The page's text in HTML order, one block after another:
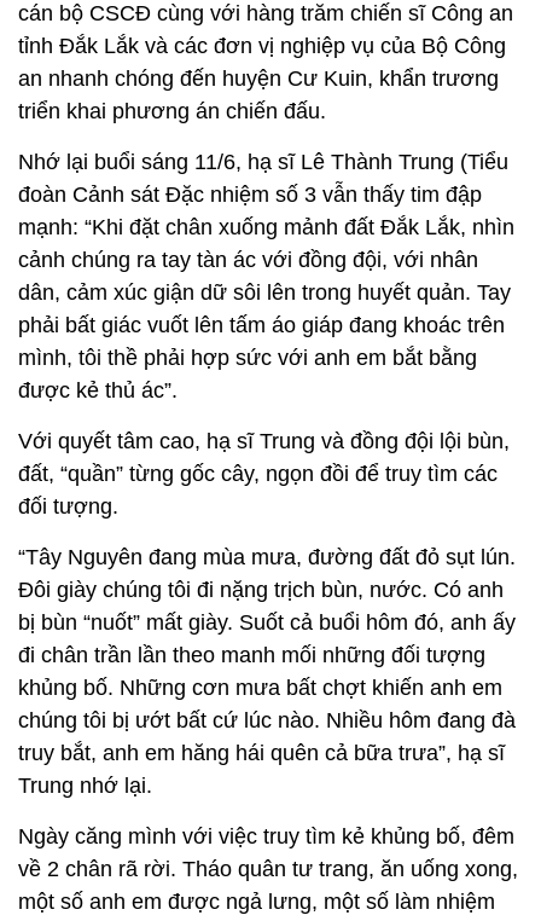
cán bộ CSCĐ cùng với hàng trăm chiến sĩ Công an
tỉnh Đắk Lắk và các đơn vị nghiệp vụ của Bộ Công
an nhanh chóng đến huyện Cư Kuin, khẩn trương
triển khai phương án chiến đấu.
Nhớ lại buổi sáng 11/6, hạ sĩ Lê Thành Trung (Tiểu
đoàn Cảnh sát Đặc nhiệm số 3 vẫn thấy tim đập
mạnh: “Khi đặt chân xuống mảnh đất Đắk Lắk, nhìn
cảnh chúng ra tay tàn ác với đồng đội, với nhân
dân, cảm xúc giận dữ sôi lên trong huyết quản. Tay
phải bất giác vuốt lên tấm áo giáp đang khoác trên
mình, tôi thề phải hợp sức với anh em bắt bằng
được kẻ thủ ác”.
Với quyết tâm cao, hạ sĩ Trung và đồng đội lội bùn,
đất, “quần” từng gốc cây, ngọn đồi để truy tìm các
đối tượng.
“Tây Nguyên đang mùa mưa, đường đất đỏ sụt lún.
Đôi giày chúng tôi đi nặng trịch bùn, nước. Có anh
bị bùn “nuốt” mất giày. Suốt cả buổi hôm đó, anh ấy
đi chân trần lần theo manh mối những đối tượng
khủng bố. Những cơn mưa bất chợt khiến anh em
chúng tôi bị ướt bất cứ lúc nào. Nhiều hôm đang đà
truy bắt, anh em hăng hái quên cả bữa trưa”, hạ sĩ
Trung nhớ lại.
Ngày căng mình với việc truy tìm kẻ khủng bố, đêm
về 2 chân rã rời. Tháo quân tư trang, ăn uống xong,
một số anh em được ngả lưng, một số làm nhiệm